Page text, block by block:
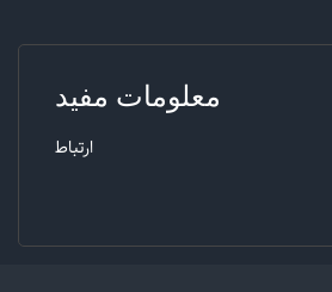
معلومات مفید
ارتباط